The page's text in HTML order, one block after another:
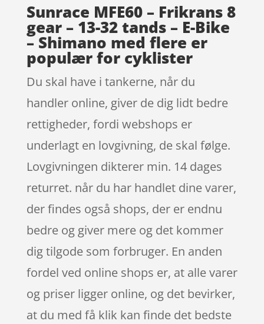
Sunrace MFE60 – Frikrans 8
gear – 13-32 tands – E-Bike
– Shimano med flere er
populær for cyklister
Du skal have i tankerne, når du
handler online, giver de dig lidt bedre
rettigheder, fordi webshops er
underlagt en lovgivning, de skal følge.
Lovgivningen dikterer min. 14 dages
returret. når du har handlet dine varer,
der findes også shops, der er endnu
bedre og giver mere og det kommer
dig tilgode som forbruger. En anden
fordel ved online shops er, at alle varer
og priser ligger online, og det bevirker,
at du med få klik kan finde det bedste